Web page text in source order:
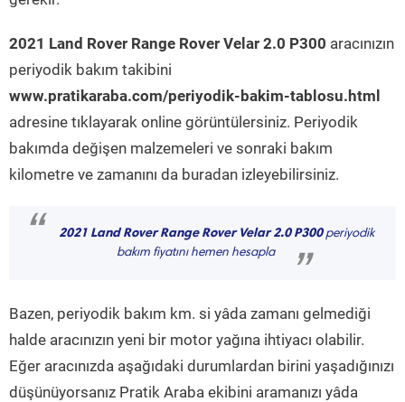
2021 Land Rover Range Rover Velar 2.0 P300 aracınızın
periyodik bakım takibini
www.pratikaraba.com/periyodik-bakim-tablosu.html
adresine tıklayarak online görüntülersiniz. Periyodik
bakımda değişen malzemeleri ve sonraki bakım
kilometre ve zamanını da buradan izleyebilirsiniz.
“ 2021 Land Rover Range Rover Velar 2.0 P300periyodik
bakım fiyatını hemen hesapla
”
Bazen, periyodik bakım km. si yâda zamanı gelmediği
halde aracınızın yeni bir motor yağına ihtiyacı olabilir.
Eğer aracınızda aşağıdaki durumlardan birini yaşadığınızı
düşünüyorsanız Pratik Araba ekibini aramanızı yâda